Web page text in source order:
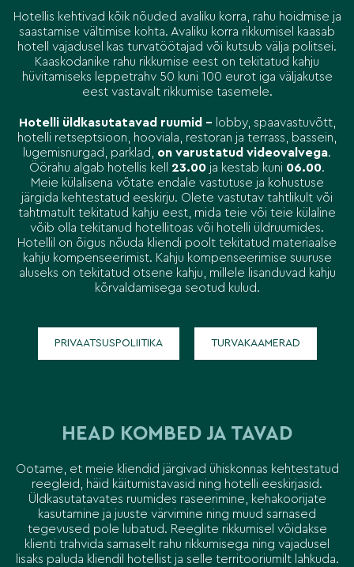
Hotellis kehtivad kõik nõuded avaliku korra, rahu hoidmise ja
saastamise vältimise kohta. Avaliku korra rikkumisel kaasab
hotell vajadusel kas turvatöötajad või kutsub välja politsei.
Kaaskodanike rahu rikkumise eest on tekitatud kahju
hüvitamiseks leppetrahv 50 kuni 100 eurot iga väljakutse
eest vastavalt rikkumise tasemele.
Hotelli üldkasutatavad ruumid – lobby, spaavastuvõtt,
hotelli retseptsioon, hooviala, restoran ja terrass, bassein,
lugemisnurgad, parklad, on varustatud videovalvega.
Öörahu algab hotellis kell 23.00 ja kestab kuni 06.00.
Meie külalisena võtate endale vastutuse ja kohustuse
järgida kehtestatud eeskirju. Olete vastutav tahtlikult või
tahtmatult tekitatud kahju eest, mida teie või teie külaline
võib olla tekitanud hotellitoas või hotelli üldruumides.
Hotellil on õigus nõuda kliendi poolt tekitatud materiaalse
kahju kompenseerimist. Kahju kompenseerimise suuruse
aluseks on tekitatud otsene kahju, millele lisanduvad kahju
kõrvaldamisega seotud kulud.
PRIVAATSUSPOLIITIKA TURVAKAAMERAD
HEAD KOMBED JA TAVAD
Ootame, et meie kliendid järgivad ühiskonnas kehtestatud
reegleid, häid käitumistavasid ning hotelli eeskirjasid.
Üldkasutatavates ruumides raseerimine, kehakoorijate
kasutamine ja juuste värvimine ning muud sarnased
tegevused pole lubatud. Reeglite rikkumisel võidakse
klienti trahvida samaselt rahu rikkumisega ning vajadusel
lisaks paluda kliendil hotellist ja selle territooriumilt lahkuda.